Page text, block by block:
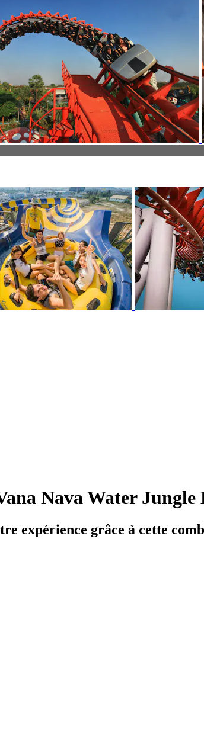
Nava Water
expérience grâce à cette